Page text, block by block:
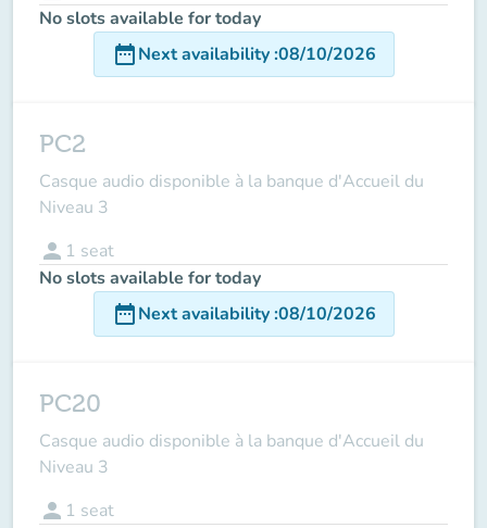
No slots available for today
date_rangeNext availability:08/10/2026
PC2
Casque audio disponible à la banque d'Accueil du
Niveau 3
person 1 seat
No slots available for today
date_rangeNext availability:08/10/2026
PC20
Casque audio disponible à la banque d'Accueil du
Niveau 3
person 1 seat